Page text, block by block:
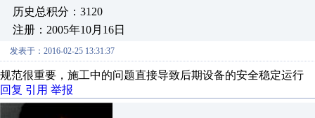
历史总积分：3120
注册：2005年10月16日
发表于：2016-02-25 13:31:37
规范很重要，施工中的问题直接导致后期设备的安全稳定运行
回复 引用 举报